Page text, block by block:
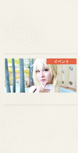
イベント